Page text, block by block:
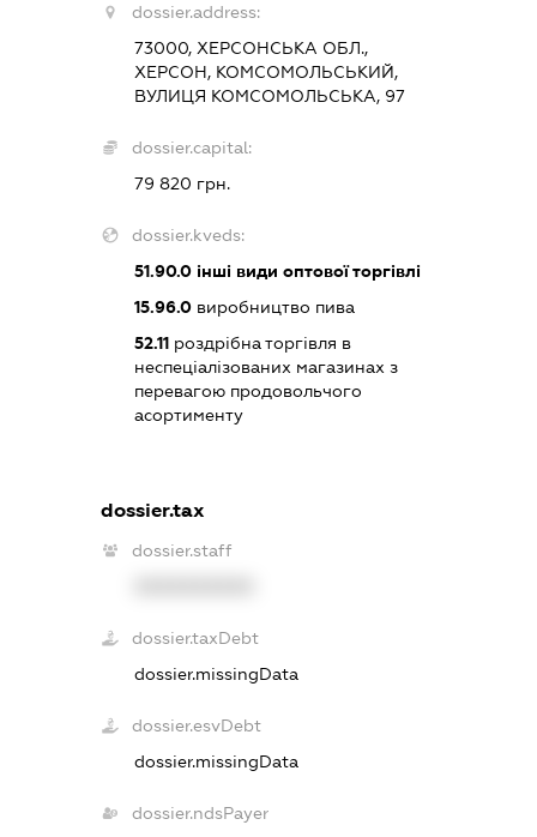
dossier.address:
73000, ХЕРСОНСЬКА ОБЛ.,
ХЕРСОН, КОМСОМОЛЬСЬКИЙ,
ВУЛИЦЯ КОМСОМОЛЬСЬКА, 97
dossier.capital:
79 820 грн.
dossier.kveds:
51.90.0інші види оптової торгівлі
15.96.0виробництво пива
52.11роздрібна торгівля в
неспеціалізованих магазинах з
перевагою продовольчого
асортименту
dossier.tax
dossier.staff
dossier.taxDebt
dossier.missingData
dossier.esvDebt
dossier.missingData
dossier.ndsPayer